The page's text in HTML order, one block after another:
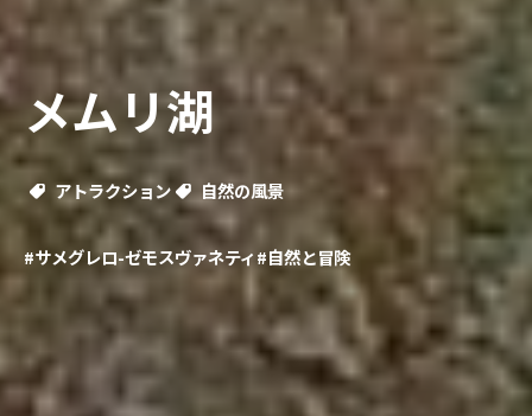
メムリ湖
アトラクション 自然の風景
#サメグレロ-ゼモスヴァネティ#自然と冒険